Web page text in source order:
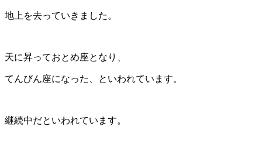
地上を去っていきました。
天に昇っておとめ座となり、
てんびん座になった、といわれています。
継続中だといわれています。